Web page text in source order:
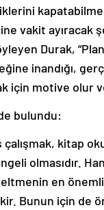
vakit ayıracak
Durak,
inandığı,
için motive olur
bulundu:
kitap
olmasıdır.
en önemli
Bunun için de